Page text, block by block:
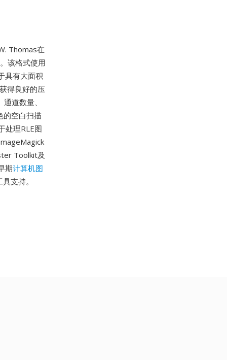
Thomas在
该格式使用
具有大面积
得良好的压
道数量、
的空白扫描
处理RLE图
Toolkit及
期计算机图
支持。